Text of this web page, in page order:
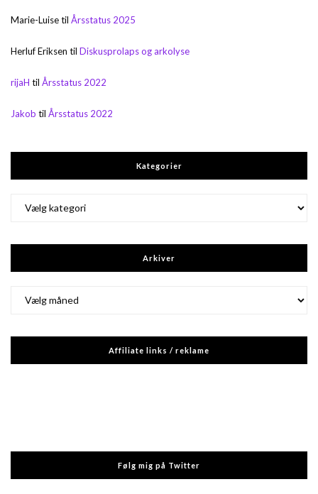
Marie-Luisetil Årsstatus 2025
Herluf Eriksen til Diskusprolaps og arkolyse
rijaH til Årsstatus 2022
Jakob til Årsstatus 2022
Kategorier
Arkiver
Affiliate links / reklame
Følg mig på Twitter